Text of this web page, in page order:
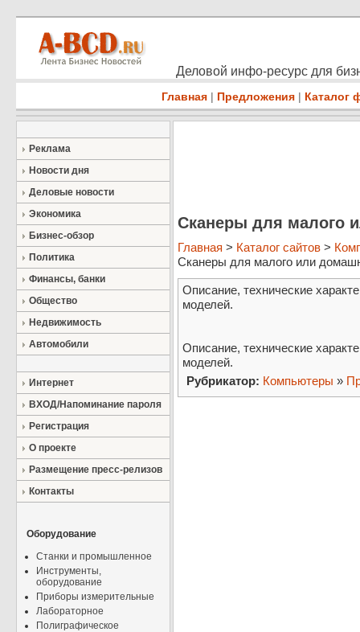
Деловой инфо-ресурс для
Главная | Предложения | Каталог
Реклама
Новости дня
Деловые новости
Экономика
Бизнес-обзор
Политика
Финансы, банки
Общество
Недвижимость
Автомобили
Интернет
ВХОД/Напоминание пароля
Регистрация
О проекте
Размещение пресс-релизов
Контакты
Оборудование
Станки и промышленное
Инструменты,
оборудование
Приборы измерительные
Лабораторное
Полиграфическое
Сканеры для малого
Главная > Каталог сайтов >
Сканеры для малого или
Описание, технические
моделей.
Описание, технические
моделей.
Рубрикатор: Компьютеры »